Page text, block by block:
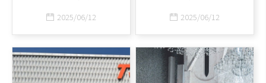
2025/06/12 2025/06/12